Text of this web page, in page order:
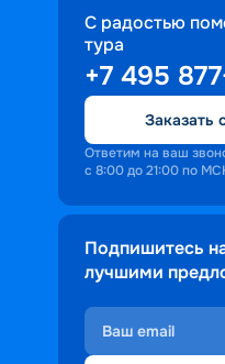
С радостью
тура
+7 495
Заказать
Ответим на ваш
с 8:00 до 21:00 по
Подпишитесь
лучшими